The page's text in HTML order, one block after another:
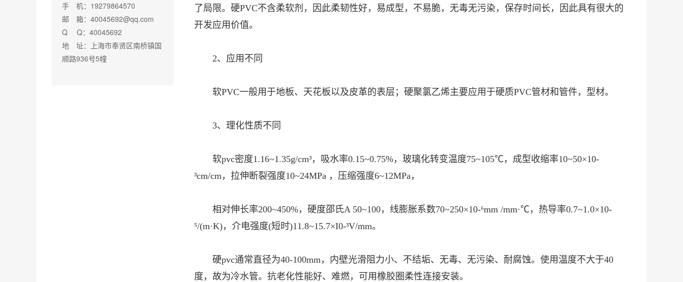
手 机：19279864570
邮 箱：40045692@qq.com
Q Q：40045692
地 址：上海市奉贤区南桥镇国
顺路936号5幢
了局限。硬PVC不含柔软剂，因此柔韧性好，易成型，不易脆，无毒无污染，保存时间长，因此具有很大的
开发应用价值。
2、应用不同
软PVC一般用于地板、天花板以及皮革的表层；硬聚氯乙烯主要应用于硬质PVC管材和管件，型材。
3、理化性质不同
软pvc密度1.16~1.35g/cm³，吸水率0.15~0.75%，玻璃化转变温度75~105℃，成型收缩率10~50×10-
³cm/cm，拉伸断裂强度10~24MPa ，压缩强度6~12MPa，
相对伸长率200~450%，硬度邵氏A 50~100，线膨胀系数70~250×10-⁶mm /mm·℃，热导率0.7~1.0×10-
⁵/(m·K)，介电强度(短时)11.8~15.7×I0-³V/mm。
硬pvc通常直径为40-100mm，内壁光滑阻力小、不结垢、无毒、无污染、耐腐蚀。使用温度不大于40
度，故为冷水管。抗老化性能好、难燃，可用橡胶圈柔性连接安装。